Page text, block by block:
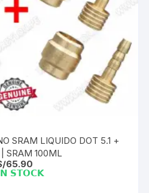
SRAM LIQUIDO DOT 5.1 +
SRAM 100ML
65.90
𝗦𝗧𝗢𝗖𝗞